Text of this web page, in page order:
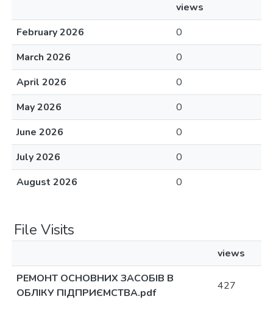
views
February 2026
0
March 2026
0
April 2026
0
May 2026
0
June 2026
0
July 2026
0
August 2026
0
File Visits
views
РЕМОНТ ОСНОВНИХ ЗАСОБІВ В
ОБЛІКУ ПІДПРИЄМСТВА.pdf
427